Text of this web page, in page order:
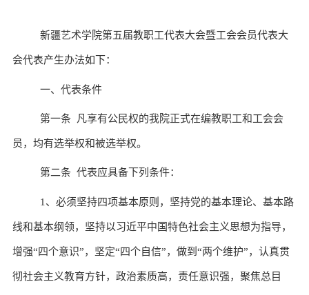
新疆艺术学院第五届教职工代表大会暨工会会员代表大
会代表产生办法如下：
一、代表条件
第一条 凡享有公民权的我院正式在编教职工和工会会
员，均有选举权和被选举权。
第二条 代表应具备下列条件：
1 、必须坚持四项基本原则，坚持党的基本理论、基本路
线和基本纲领， 坚持以习近平中国特色社会主义思想为指导，
增强“四个意识”，坚定“四个自信”，做到“两个维护”， 认真贯
彻社会主义教育方针， 政治素质高，责任意识强， 聚焦总目